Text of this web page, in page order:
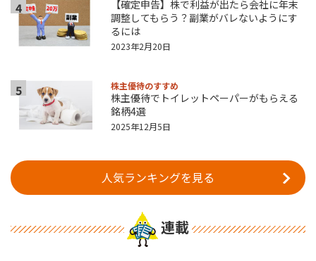
4
【確定申告】株で利益が出たら会社に年末
調整してもらう？副業がバレないようにす
るには
2023年2月20日
5 株主優待のすすめ
株主優待でトイレットペーパーがもらえる
銘柄4選
2025年12月5日
人気ランキングを見る
連載